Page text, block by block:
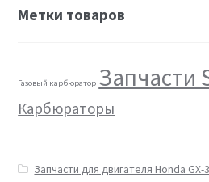
Метки товаров
Газовый карбюратор Запчасти
Карбюраторы
Запчасти для двигателя Honda GX-